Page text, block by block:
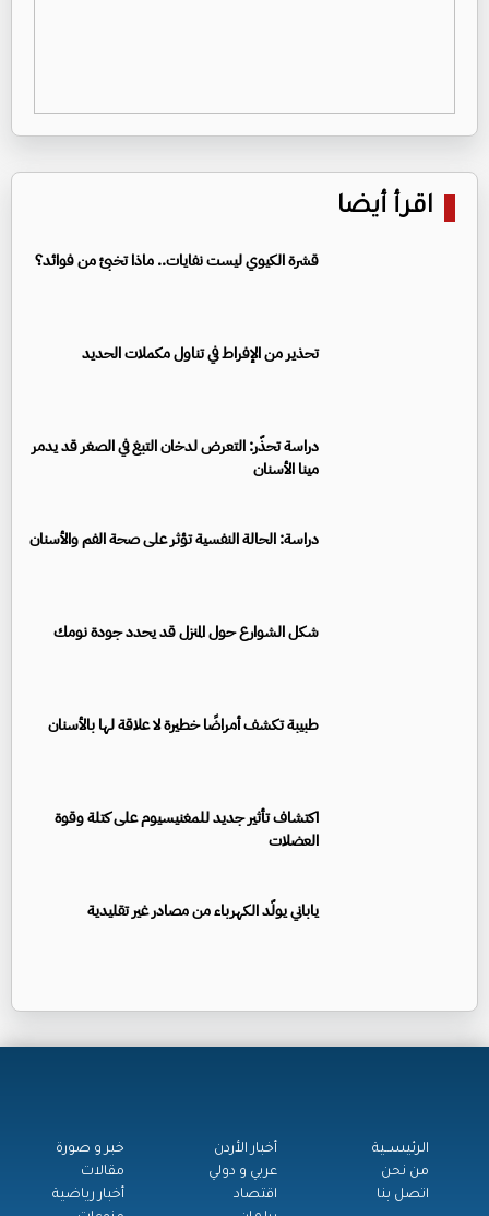
اقرأ أيضا
قشرة الكيوي ليست نفايات.. ماذا تخبئ من فوائد؟
تحذير من الإفراط في تناول مكملات الحديد
دراسة تحذّر: التعرض لدخان التبغ في الصغر قد يدمر
مينا الأسنان
دراسة: الحالة النفسية تؤثر على صحة الفم والأسنان
شكل الشوارع حول المنزل قد يحدد جودة نومك
طبيبة تكشف أمراضًا خطيرة لا علاقة لها بالأسنان
اكتشاف تأثير جديد للمغنيسيوم على كتلة وقوة
العضلات
ياباني يولّد الكهرباء من مصادر غير تقليدية
الرئيســية
من نحن
اتصل بنا
أخبار الأردن
عربي و دولي
اقتصاد
خبر و صورة
مقالات
أخبار رياضية